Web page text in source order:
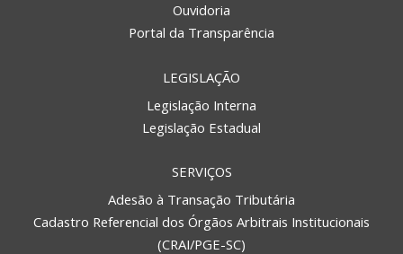
Ouvidoria
Portal da Transparência
LEGISLAÇÃO
Legislação Interna
Legislação Estadual
SERVIÇOS
Adesão à Transação Tributária
Cadastro Referencial dos Órgãos Arbitrais Institucionais
(CRAI/PGE-SC)